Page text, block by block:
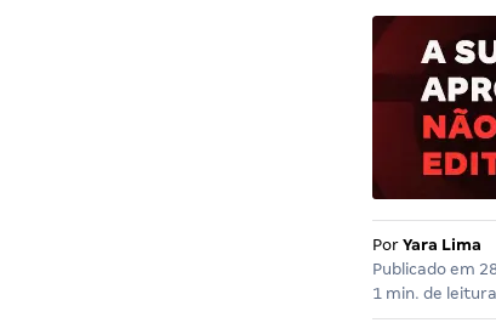
Por Yara Lima
Publicado em
1 min. de leitura